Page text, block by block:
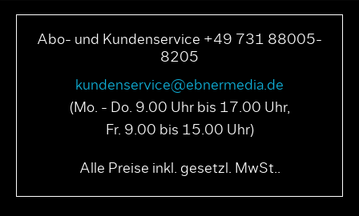
Abo- und Kundenservice +49 731 88005-
8205
kundenservice@ebnermedia.de
(Mo. - Do. 9.00 Uhr bis 17.00 Uhr,
Fr. 9.00 bis 15.00 Uhr)
Alle Preise inkl. gesetzl. MwSt..